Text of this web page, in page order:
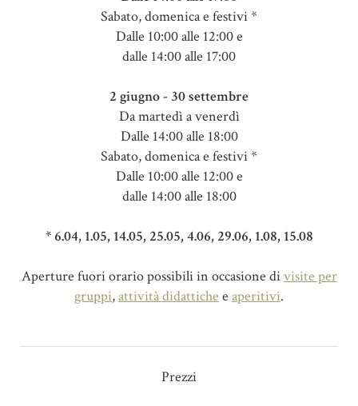
Sabato, domenica e festivi *
Dalle 10:00 alle 12:00 e
dalle 14:00 alle 17:00
2 giugno - 30 settembre
Da martedì a venerdì
Dalle 14:00 alle 18:00
Sabato, domenica e festivi *
Dalle 10:00 alle 12:00 e
dalle 14:00 alle 18:00
* 6.04, 1.05, 14.05, 25.05, 4.06, 29.06, 1.08, 15.08
Aperture fuori orario possibili in occasione divisite per
gruppi,attività didattiche e aperitivi.
Prezzi